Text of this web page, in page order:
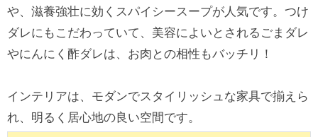
や、滋養強壮に効くスパイシースープが人気です。つけ
ダレにもこだわっていて、美容によいとされるごまダレ
やにんにく酢ダレは、お肉との相性もバッチリ！
インテリアは、モダンでスタイリッシュな家具で揃えら
れ、明るく居心地の良い空間です。